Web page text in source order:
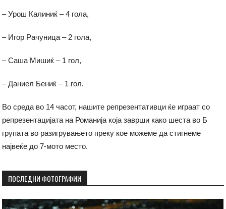
– Урош Калиниќ – 4 гола,
– Игор Рачуница – 2 гола,
– Саша Мишиќ – 1 гол,
– Даниел Бениќ – 1 гол.
Во среда во 14 часот, нашите репрезентативци ќе играат со
репрезентацијата на Романија која заврши како шеста во Б
групата во разигрувањето преку кое можеме да стигнеме
највеќе до 7-мото место.
ПОСЛЕДНИ ФОТОГРАФИИ